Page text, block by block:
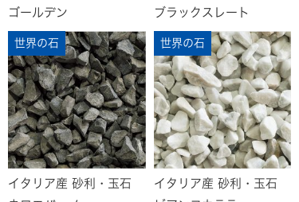
ゴールデン
ブラックスレート
イタリア産 砂利・玉石
世界の石
イタリア産 砂利・玉石
世界の石